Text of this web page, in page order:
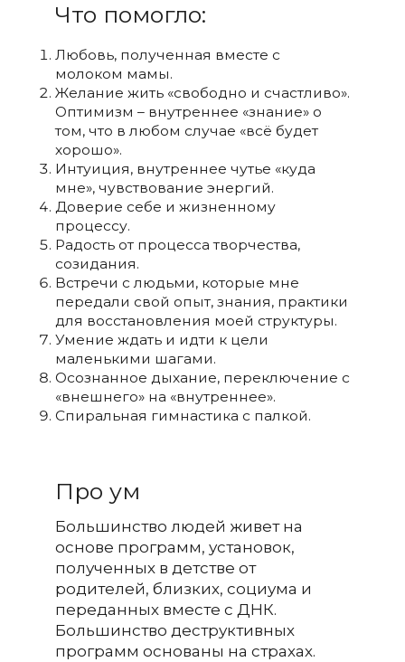
Что помогло:
Любовь, полученная вместе с
молоком мамы.
Желание жить «свободно и счастливо».
Оптимизм – внутреннее «знание» о
том, что в любом случае «всё будет
хорошо».
Интуиция, внутреннее чутье «куда
мне», чувствование энергий.
Доверие себе и жизненному
процессу.
Радость от процесса творчества,
созидания.
Встречи с людьми, которые мне
передали свой опыт, знания, практики
для восстановления моей структуры.
Умение ждать и идти к цели
маленькими шагами.
Осознанное дыхание, переключение с
«внешнего» на «внутреннее».
Спиральная гимнастика с палкой.
Про ум
Большинство людей живет на
основе программ, установок,
полученных в детстве от
родителей, близких, социума и
переданных вместе с ДНК.
Большинство деструктивных
программ основаны на страхах.